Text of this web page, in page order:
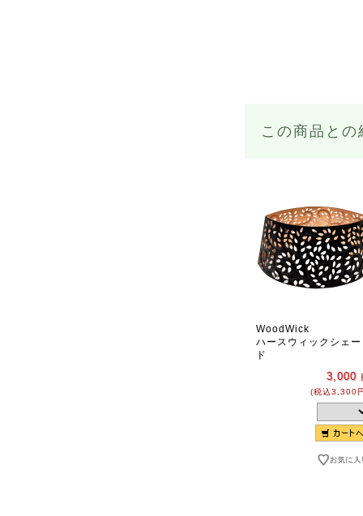
この商品と
WoodWick
ハースウィックシェー
ド
3,000
(税込3,300